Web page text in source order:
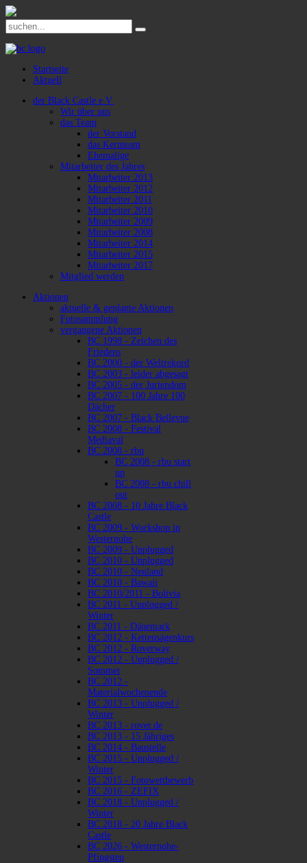
Startseite
Aktuell
der Black Castle e.V.
Wir über uns
das Team
der Vorstand
das Kernteam
Ehemalige
Mitarbeiter des Jahres
Mitarbeiter 2013
Mitarbeiter 2012
Mitarbeiter 2011
Mitarbeiter 2010
Mitarbeiter 2009
Mitarbeiter 2008
Mitarbeiter 2014
Mitarbeiter 2015
Mitarbeiter 2017
Mitglied werden
Aktionen
aktuelle & geplante Aktionen
Fotosammlung
vergangene Aktionen
BC 1998 - Zeichen des
Friedens
BC 2000 - der Weltrekord
BC 2003 - leider abgesagt
BC 2005 - der Jurtendom
BC 2007 - 100 Jahre 100
Dächer
BC 2007 - Black Bellevue
BC 2008 - Festival
Mediaval
BC 2008 - rbu
BC 2008 - rbu start
up
BC 2008 - rbu chill
out
BC 2008 - 10 Jahre Black
Castle
BC 2009 - Workshop in
Westernohe
BC 2009 - Unplugged
BC 2010 - Unplugged
BC 2010 - Neuland
BC 2010 - Bawaii
BC 2010/2011 - Bolivia
BC 2011 - Unplugged /
Winter
BC 2011 - Dänemark
BC 2012 - Kettensägenkurs
BC 2012 - Roverway
BC 2012 - Unplugged /
Sommer
BC 2012 -
Materialwochenende
BC 2013 - Unplugged /
Winter
BC 2013 - rover.de
BC 2013 - 15 Jähriges
BC 2014 - Baustelle
BC 2015 - Unplugged /
Winter
BC 2015 - Fotowettbewerb
BC 2016 - ZEFIX
BC 2018 - Unplugged /
Winter
BC 2018 - 20 Jahre Black
Castle
BC 2026 - Westernohe-
Pfingsten